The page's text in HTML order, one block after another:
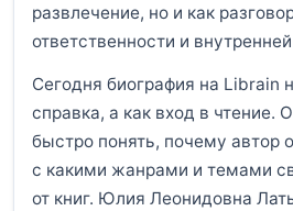
развлечение, но и как
ответственности и
Сегодня биография на Librain
справка, а как вход в чтение.
быстро понять, почему автор
с какими жанрами и темами
от книг. Юлия Леонидовна